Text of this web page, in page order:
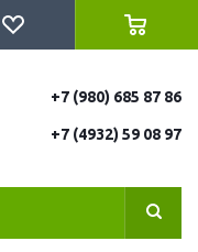
+7 (980) 685 87 86
+7 (4932) 59 08 97